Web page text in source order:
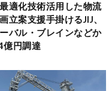
適化技術活用した物流
立案支援手掛けるJIJ、
バル・ブレインなどか
億円調達